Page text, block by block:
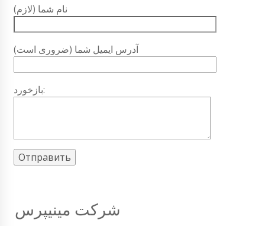
نام شما (لازم)
آدرس ایمیل شما (ضروری است)
بازخورد:
شرکت مینیپرس